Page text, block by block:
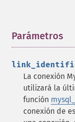
Parámetros
La conexión
utilizará la
función
conexión de